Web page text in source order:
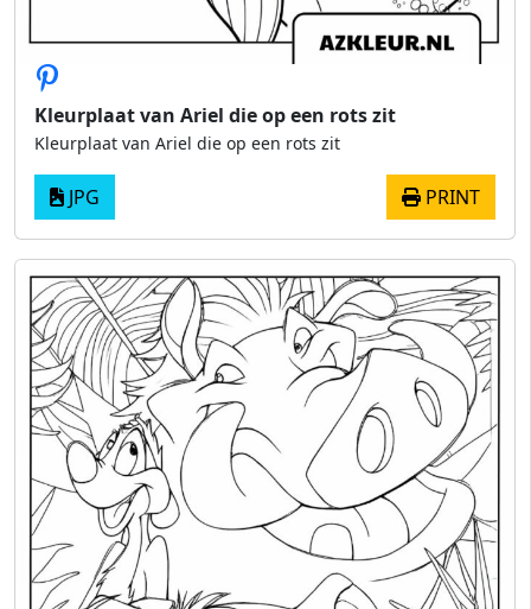
Kleurplaat van Ariel die op een rots zit
Kleurplaat van Ariel die op een rots zit
JPG PRINT